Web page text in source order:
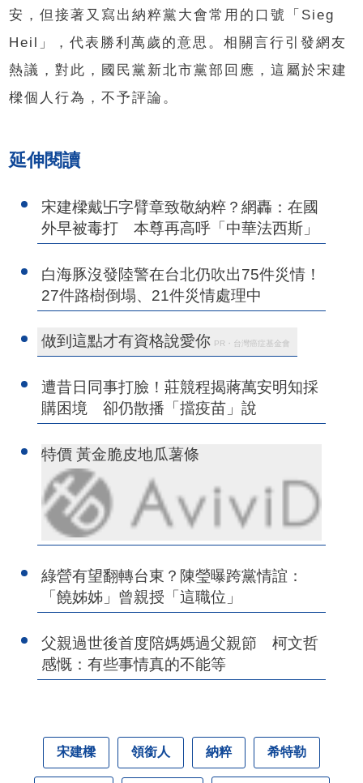
安，但接著又寫出納粹黨大會常用的口號「Sieg
Heil」，代表勝利萬歲的意思。相關言行引發網友
熱議，對此，國民黨新北市黨部回應，這屬於宋建
樑個人行為，不予評論。
延伸閱讀
宋建樑戴卐字臂章致敬納粹？網轟：在國
外早被毒打 本尊再高呼「中華法西斯」
白海豚沒發陸警在台北仍吹出75件災情！
27件路樹倒塌、21件災情處理中
做到這點才有資格說愛你 PR・台灣癌症基金會
遭昔日同事打臉！莊競程揭蔣萬安明知採
購困境 卻仍散播「擋疫苗」說
特價 黃金脆皮地瓜薯條
綠營有望翻轉台東？陳瑩曝跨黨情誼：
「饒姊姊」曾親授「這職位」
父親過世後首度陪媽媽過父親節 柯文哲
感慨：有些事情真的不能等
宋建樑 領銜人 納粹 希特勒